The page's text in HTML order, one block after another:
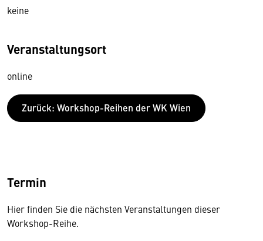
keine
Veranstaltungsort
online
Zurück: Workshop-Reihen der WK Wien
Termin
Hier finden Sie die nächsten Veranstaltungen dieser
Workshop-Reihe.